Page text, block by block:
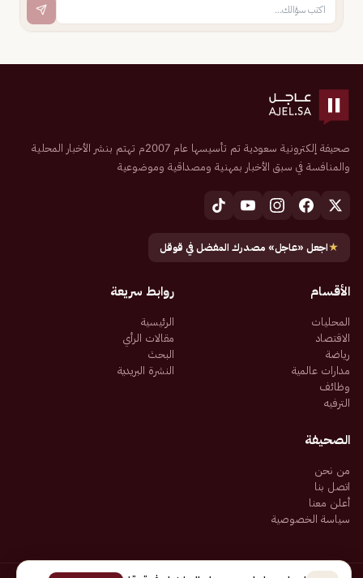
صحيفة إلكترونية سعودية تم تأسيسها عام 2007م تهتم بنشر الأخبار المحلية
والمنافسة في سبق الأخبار بمهنية ومصداقية وموضوعية
★اجعل «عاجل» مصدرك المفضل في قوقل
الأقسام
المحليات
الاقتصاد
رياضة
مدارات عالمية
وظائف
الترفيه
روابط سريعة
الرئيسية
مقالات الرأي
البحث
النشرة البريدية
الصحيفة
من نحن
اتصل بنا
أعلن معنا
سياسة الخصوصية